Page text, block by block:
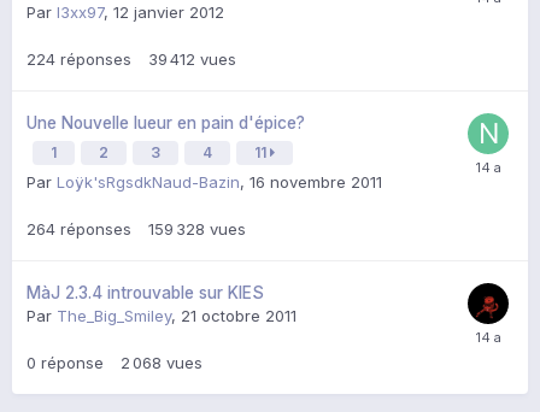
Par l3xx97, 12 janvier 2012
224 réponses 39 412 vues
Une Nouvelle lueur en pain d'épice?
1 2 3 4 11
Par Loÿk'sRgsdkNaud-Bazin, 16 novembre 2011
264 réponses 159 328 vues
MàJ 2.3.4 introuvable sur KIES
Par The_Big_Smiley, 21 octobre 2011
0 réponse 2 068 vues